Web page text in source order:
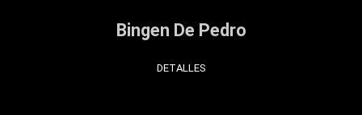
Bingen De Pedro
DETALLES